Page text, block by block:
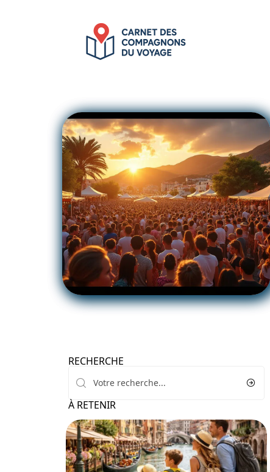
RECHERCHE
À RETENIR